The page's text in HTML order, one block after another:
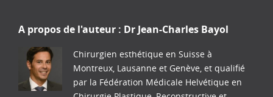
A propos de l'auteur : Dr Jean-Charles Bayol
Chirurgien esthétique en Suisse à
Montreux, Lausanne et Genève, et qualifié
par la Fédération Médicale Helvétique en